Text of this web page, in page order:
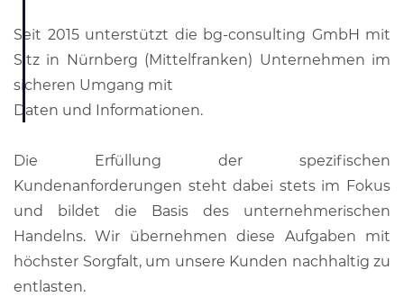
Seit 2015 unterstützt die bg-consulting GmbH mit
Sitz in Nürnberg (Mittelfranken) Unternehmen im
sicheren Umgang mit
Daten und Informationen.
Die Erfüllung der spezifischen
Kundenanforderungen steht dabei stets im Fokus
und bildet die Basis des unternehmerischen
Handelns. Wir übernehmen diese Aufgaben mit
höchster Sorgfalt, um unsere Kunden nachhaltig zu
entlasten.